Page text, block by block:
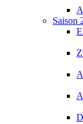
Saison